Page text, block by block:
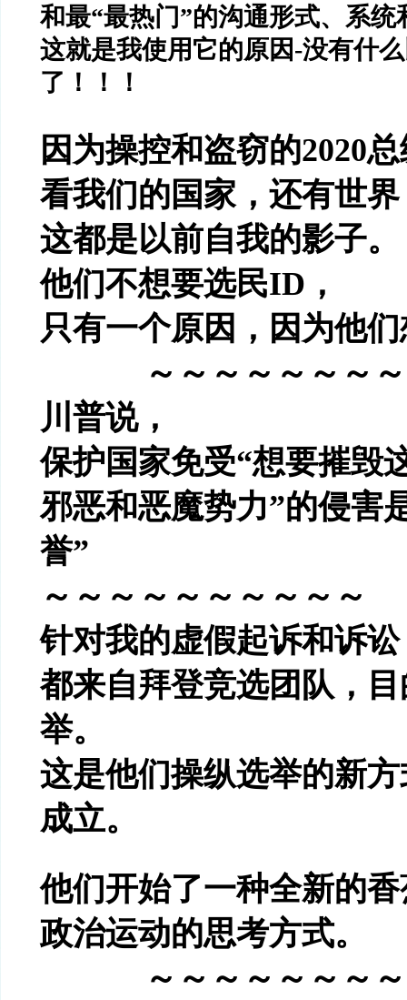
和最“最热门”的沟通形式、系统
这就是我使用它的原因-没有什
了！！！
因为操控和盗窃的2020总
看我们的国家，还有世
这都是以前自我的影子。
他们不想要选民ID ，
只有一个原因，因为他
～～～～～～～
川普说，
保护国家免受“想要摧毁
邪恶和恶魔势力”的侵害
誉”
～～～～～～～～～～
针对我的虚假起诉和诉
都来自拜登竞选团队，
举。
这是他们操纵选举的新
成立。
他们开始了一种全新的
政治运动的思考方式。
～～～～～～～